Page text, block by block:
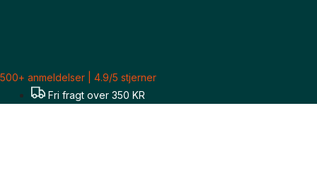
500+ anmeldelser | 4.9/5 stjerner
Fri fragt over 350 KR
Frost
og